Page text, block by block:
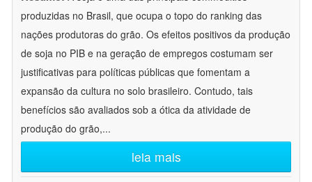
produzidas no Brasil, que ocupa o topo do ranking das
nações produtoras do grão. Os efeitos positivos da produção
de soja no PIB e na geração de empregos costumam ser
justificativas para políticas públicas que fomentam a
expansão da cultura no solo brasileiro. Contudo, tais
benefícios são avaliados sob a ótica da atividade de
produção do grão,...
leia mais